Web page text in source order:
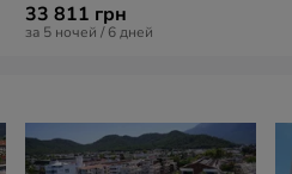
33 811 грн
за 5 ночей / 6 дней